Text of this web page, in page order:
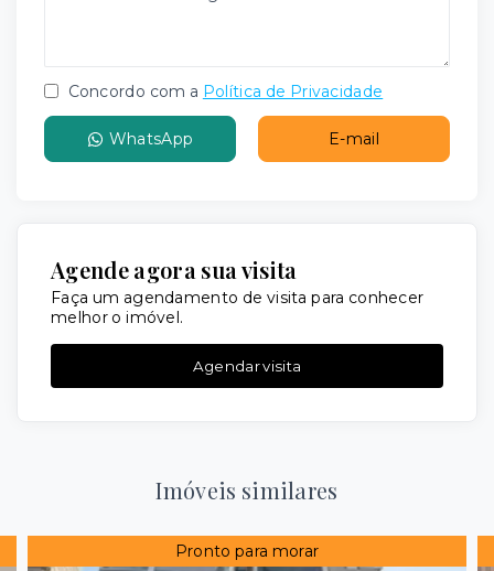
Concordo com a Política de Privacidade
WhatsApp E-mail
Agende agora sua visita
Faça um agendamento de visita para conhecer
melhor o imóvel.
Agendar visita
Imóveis similares
Pronto para morar